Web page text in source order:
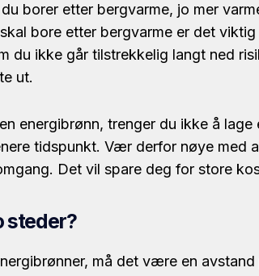
borer etter bergvarme, jo mer
bore etter bergvarme er det viktig
du ikke går tilstrekkelig langt ned
ut.
energibrønn, trenger du ikke å lage
tidspunkt. Vær derfor nøye med
Det vil spare deg for store
steder?
må det være en avstand